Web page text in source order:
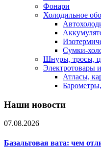
Фонари
Холодильное
Сумки-
Шнуры, тросы,
Электротовары
Атласы,
Наши новости
07.08.2026
Базальтовая вата: чем